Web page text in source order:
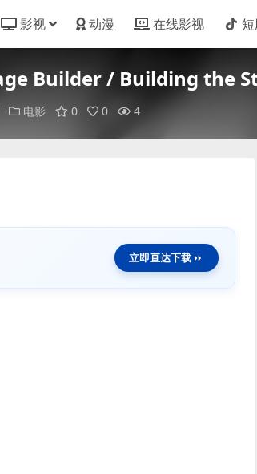
影视 动漫 在线影视
Builder / Building the
电影 0 0 4
立即直达下载